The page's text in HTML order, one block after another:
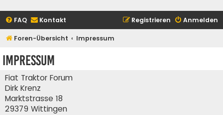
FAQ Kontakt Anmelden
Registrieren
Foren-Übersicht Impressum
Impressum
Fiat Traktor Forum
Dirk Krenz
Marktstrasse 18
29379 Wittingen